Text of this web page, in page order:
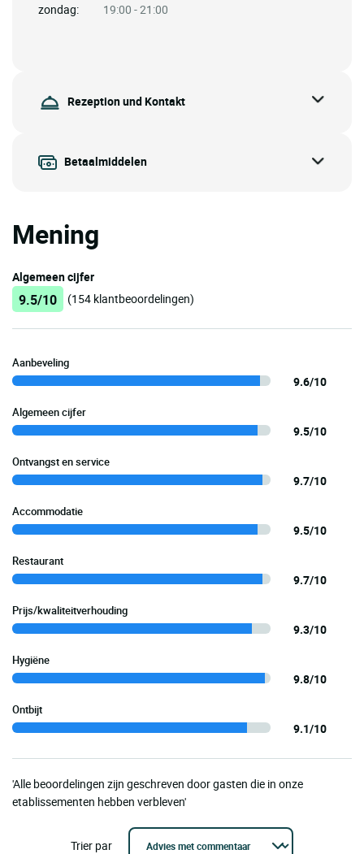
zondag:
19:00 - 21:00
Rezeption und Kontakt
Betaalmiddelen
Mening
Algemeen cijfer
9.5/10 (154 klantbeoordelingen)
Aanbeveling
9.6/10
Algemeen cijfer
9.5/10
Ontvangst en service
9.7/10
Accommodatie
9.5/10
Restaurant
9.7/10
Prijs/kwaliteitverhouding
9.3/10
Hygiëne
9.8/10
Ontbijt
9.1/10
'Alle beoordelingen zijn geschreven door gasten die in onze
etablissementen hebben verbleven'
Trier par